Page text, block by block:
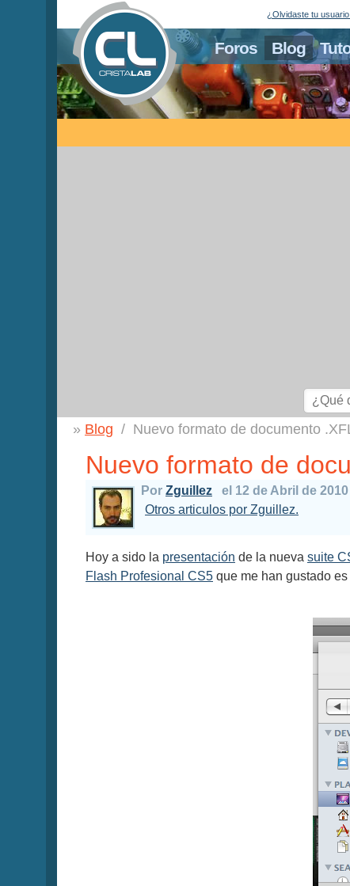
Foros Blog
¿Olvidaste tu
Blog Nuevo formato de documento
Nuevo formato de
Por Zguillez el 12 de Abril de 2010
Otros articulos por Zguillez.
Hoy a sido la presentación de la nueva suite
Flash Profesional CS5 que me han gustado